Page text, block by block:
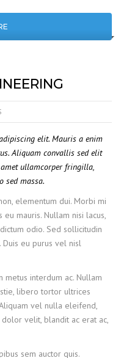
elit. Mauris a enim
Aliquam convallis sed elit
amet ullamcorper fringilla,
sed massa.
elementum dui. Morbi mi
mauris. Nullam nisi lacus,
odio. Sed sollicitudin
eu purus vel nisl
metus interdum ac. Nullam
libero tortor ultrices
vel nulla eleifend,
dolor velit, blandit ac erat ac,
sem auctor quis.